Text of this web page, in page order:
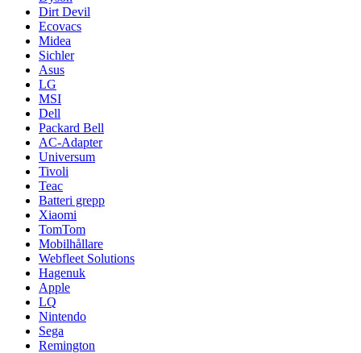
Dirt Devil
Ecovacs
Midea
Sichler
Asus
LG
MSI
Dell
Packard Bell
AC-Adapter
Universum
Tivoli
Teac
Batteri grepp
Xiaomi
TomTom
Mobilhållare
Webfleet Solutions
Hagenuk
Apple
LQ
Nintendo
Sega
Remington